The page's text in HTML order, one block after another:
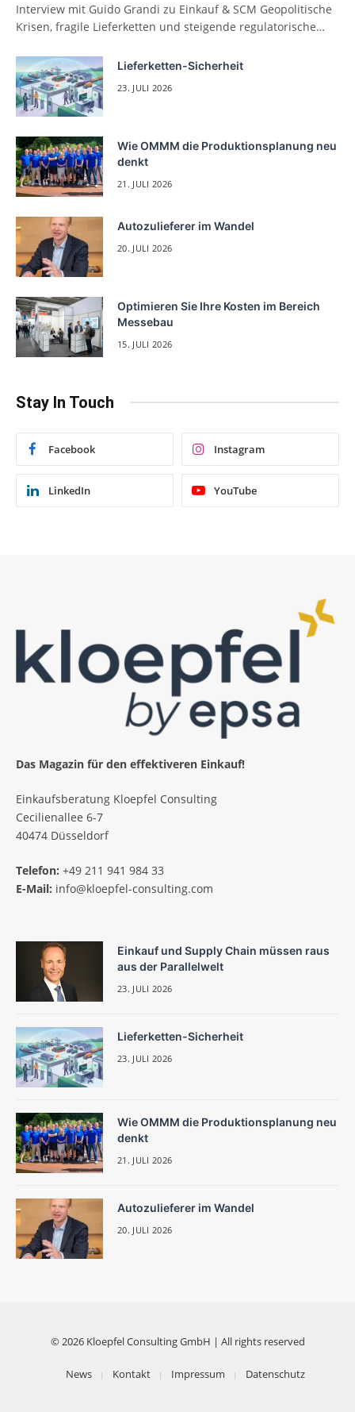
Interview mit Guido Grandi zu Einkauf & SCM Geopolitische
Krisen, fragile Lieferketten und steigende regulatorische…
Lieferketten-Sicherheit
23. JULI 2026
Wie OMMM die Produktionsplanung neu
denkt
21. JULI 2026
Autozulieferer im Wandel
20. JULI 2026
Optimieren Sie Ihre Kosten im Bereich
Messebau
15. JULI 2026
Stay In Touch
Facebook Instagram
LinkedIn YouTube
Das Magazin für den effektiveren Einkauf!
Einkaufsberatung Kloepfel Consulting
Cecilienallee 6-7
40474 Düsseldorf
Telefon: +49 211 941 984 33
E-Mail: info@kloepfel-consulting.com
Einkauf und Supply Chain müssen raus
aus der Parallelwelt
23. JULI 2026
Lieferketten-Sicherheit
23. JULI 2026
Wie OMMM die Produktionsplanung neu
denkt
21. JULI 2026
Autozulieferer im Wandel
20. JULI 2026
© 2026 Kloepfel Consulting GmbH | All rights reserved
News Kontakt Impressum Datenschutz